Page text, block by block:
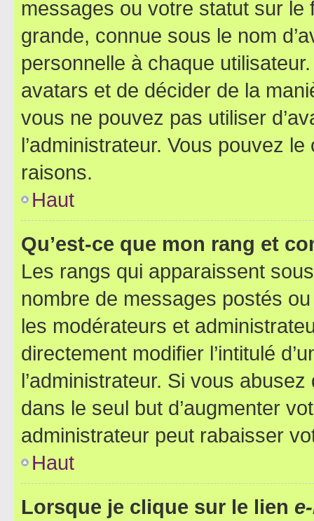
messages ou votre statut sur
grande, connue sous le nom
personnelle à chaque utilisateur.
avatars et de décider de la
vous ne pouvez pas utiliser
l’administrateur. Vous pouvez
raisons.
Haut
Qu’est-ce que mon rang et
Les rangs qui apparaissent
nombre de messages postés
les modérateurs et
directement modifier l’intitulé
l’administrateur. Si vous
dans le seul but d’augmenter
administrateur peut rabaisser
Haut
Lorsque je clique sur le lien